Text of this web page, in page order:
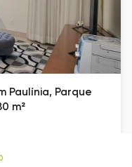
Paulínia, Parque
m²